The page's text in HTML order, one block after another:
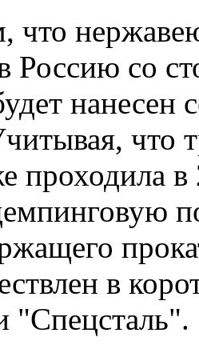
что
Россию со
нанесен
что
проходила в
в
"Спецсталь".